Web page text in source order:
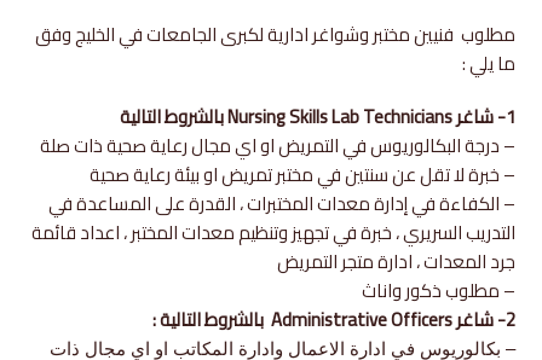
مطلوب فنيين مختبر وشواغر ادارية لكبرى الجامعات في الخليج وفق
ما يلي :
1- شاغر
Nursing Skills Lab Techniciansبالشروط التالية
– درجة البكالوريوس في التمريض او اي مجال رعاية صحية ذات صلة
– خبرة لا تقل عن سنتين في مختبر تمريض او بيئة رعاية صحية
– الكفاءة في إدارة معدات المختبرات ، القدرة على المساعدة في
التدريب السريري ، خبرة في تجهيز وتنظيم معدات المختبر ، اعداد قائمة
جرد المعدات ، ادارة متجر التمريض
– مطلوب ذكور واناث
2- شاغر Administrative Officers بالشروط التالية :
– بكالوريوس في ادارة الاعمال وادارة المكاتب او اي مجال ذات